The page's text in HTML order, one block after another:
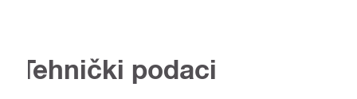
Tehnički podaci